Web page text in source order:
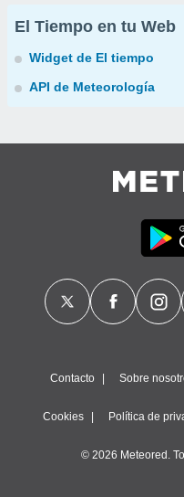
El Tiempo en tu Web
Widget de El tiempo
API de Meteorología
Contacto Sobre
Cookies Política de
© 2026 Meteored.